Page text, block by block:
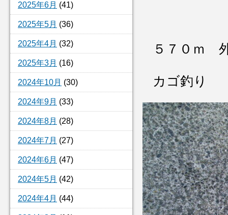
2025年6月 (41)
2025年5月 (36)
2025年4月 (32)
2025年3月 (16)
2024年10月 (30)
2024年9月 (33)
2024年8月 (28)
2024年7月 (27)
2024年6月 (47)
2024年5月 (42)
2024年4月 (44)
５７０ｍ
カゴ釣り